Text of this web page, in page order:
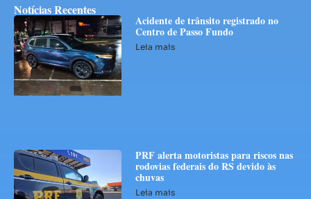
Notícias Recentes
Acidente de trânsito registrado no
Centro de Passo Fundo
Leia mais
PRF alerta motoristas para riscos nas
rodovias federais do RS devido às
chuvas
Leia mais